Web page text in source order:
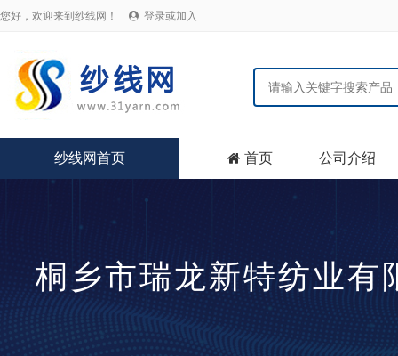
您好，欢迎来到纱线网！  登录或加入
纱线网首页  首页 公司介绍
桐乡市瑞龙新特纺业有